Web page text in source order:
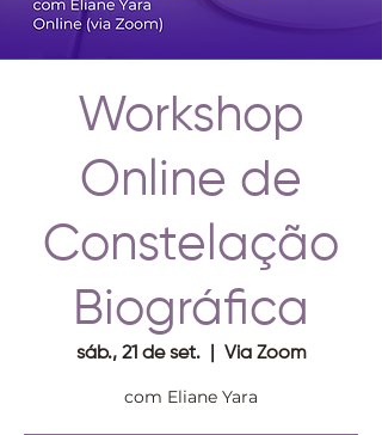
Workshop
Online de
Constelação
Biográfica
sáb., 21 de set.
  |
Via Zoom
com Eliane Yara